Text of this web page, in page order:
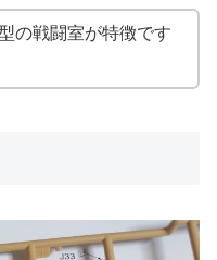
の戦闘室が特徴です